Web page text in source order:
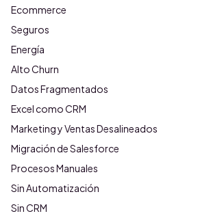
Ecommerce
Seguros
Energía
Alto Churn
Datos Fragmentados
Excel como CRM
Marketing y Ventas Desalineados
Migración de Salesforce
Procesos Manuales
Sin Automatización
Sin CRM